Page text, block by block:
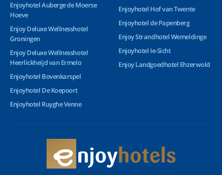
Enjoyhotel Auberge de Moerse
Hoeve
Enjoy Deluxe Wellnesshotel
Groningen
Enjoy Deluxe Wellnesshotel
Heerlickheijd van Ermelo
Enjoyhotel Bovenkarspel
Enjoyhotel De Koepoort
Enjoyhotel Ruyghe Venne
Enjoyhotel Hof van Twente
Enjoyhotel de Papenberg
Enjoy Strandhotel Wemeldinge
Enjoyhotel Ie-Sicht
Enjoy Landgoedhotel Ehzerwold